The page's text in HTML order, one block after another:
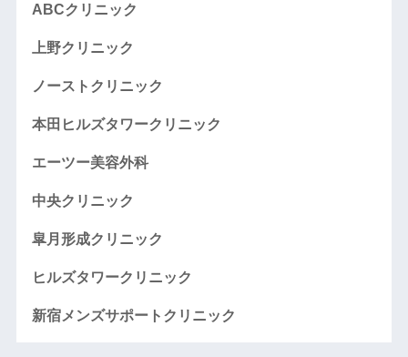
ABCクリニック
上野クリニック
ノーストクリニック
本田ヒルズタワークリニック
エーツー美容外科
中央クリニック
皐月形成クリニック
ヒルズタワークリニック
新宿メンズサポートクリニック